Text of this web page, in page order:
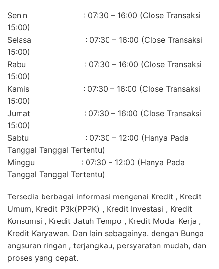
Senin : 07:30 – 16:00 (Close Transaksi
15:00)
Selasa : 07:30 – 16:00 (Close Transaksi
15:00)
Rabu : 07:30 – 16:00 (Close Transaksi
15:00)
Kamis : 07:30 – 16:00 (Close Transaksi
15:00)
Jumat : 07:30 – 16:00 (Close Transaksi
15:00)
Sabtu : 07:30 – 12:00 (Hanya Pada
Tanggal Tanggal Tertentu)
Minggu : 07:30 – 12:00 (Hanya Pada
Tanggal Tanggal Tertentu)
Tersedia berbagai informasi mengenai Kredit , Kredit
Umum, Kredit P3k(PPPK) , Kredit Investasi , Kredit
Konsumsi , Kredit Jatuh Tempo , Kredit Modal Kerja ,
Kredit Karyawan. Dan lain sebagainya. dengan Bunga
angsuran ringan , terjangkau, persyaratan mudah, dan
proses yang cepat.